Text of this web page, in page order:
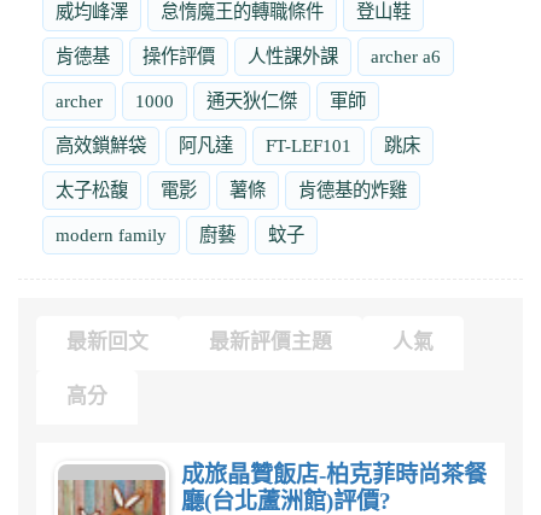
威均峰澤 怠惰魔王的轉職條件 登山鞋
肯德基 操作評價 人性課外課 archer a6
archer 1000 通天狄仁傑 軍師
高效鎖鮮袋 阿凡達 FT-LEF101 跳床
太子松馥 電影 薯條 肯德基的炸雞
modern family 廚藝 蚊子
最新回文 最新評價主題 人氣
高分
成旅晶贊飯店-柏克菲時尚茶餐
廳(台北蘆洲館)評價?